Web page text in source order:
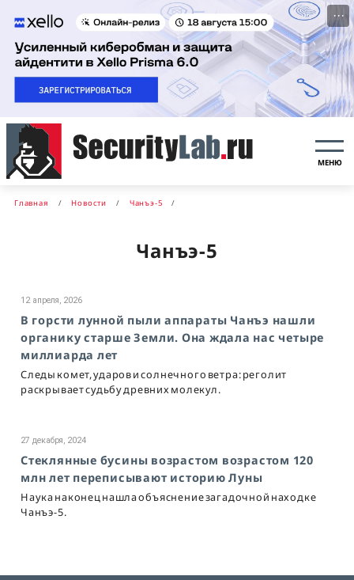
···
МЕНЮ
Главная Новости Чанъэ-5
Чанъэ-5
12 апреля, 2026
В горсти лунной пыли аппараты Чанъэ нашли
органику старше Земли. Она ждала нас четыре
миллиарда лет
Следы комет, ударов и солнечного ветра: реголит
раскрывает судьбу древних молекул.
27 декабря, 2024
Стеклянные бусины возрастом возрастом 120
млн лет переписывают историю Луны
Наука наконец нашла объяснение загадочной находке
Чанъэ-5.